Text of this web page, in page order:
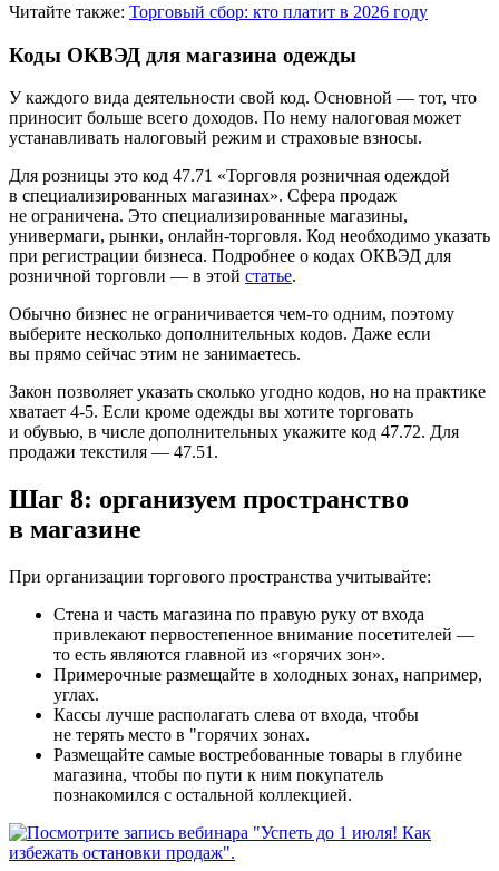
Читайте также: Торговый сбор: кто платит в 2026 году
Коды ОКВЭД для магазина одежды
У каждого вида деятельности свой код. Основной — тот, что
приносит больше всего доходов. По нему налоговая может
устанавливать налоговый режим и страховые взносы.
Для розницы это код 47.71 «Торговля розничная одеждой
в специализированных магазинах». Сфера продаж
не ограничена. Это специализированные магазины,
универмаги, рынки, онлайн-торговля. Код необходимо указать
при регистрации бизнеса. Подробнее о кодах ОКВЭД для
розничной торговли — в этой статье.
Обычно бизнес не ограничивается чем-то одним, поэтому
выберите несколько дополнительных кодов. Даже если
вы прямо сейчас этим не занимаетесь.
Закон позволяет указать сколько угодно кодов, но на практике
хватает 4-5. Если кроме одежды вы хотите торговать
и обувью, в числе дополнительных укажите код 47.72. Для
продажи текстиля — 47.51.
Шаг 8: организуем пространство
в магазине
При организации торгового пространства учитывайте:
Стена и часть магазина по правую руку от входа
привлекают первостепенное внимание посетителей —
то есть являются главной из «горячих зон».
Примерочные размещайте в холодных зонах, например,
углах.
Кассы лучше располагать слева от входа, чтобы
не терять место в "горячих зонах.
Размещайте самые востребованные товары в глубине
магазина, чтобы по пути к ним покупатель
познакомился с остальной коллекцией.